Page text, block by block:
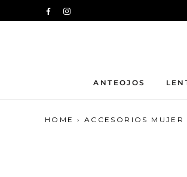
al
ANTEOJOS
HOME › ACCESORIOS MUJER